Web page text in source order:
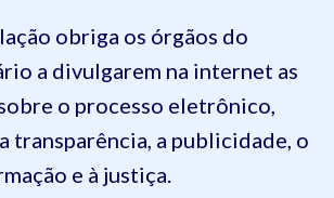
obriga os órgãos do
a divulgarem na internet as
o processo eletrônico,
transparência, a publicidade, o
e à justiça.